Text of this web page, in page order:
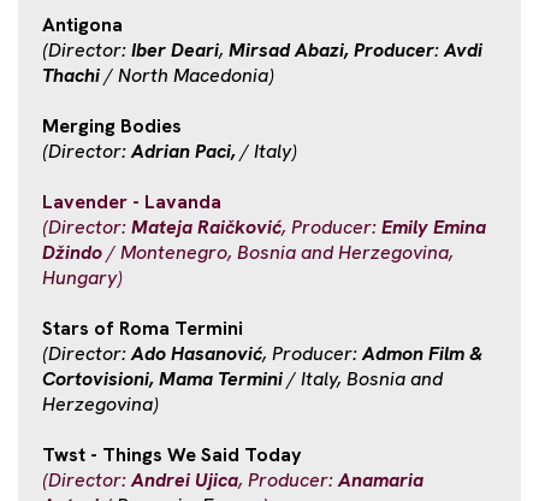
Antigona
(Director:Iber Deari, Mirsad Abazi, Producer:Avdi
Thachi/ North Macedonia)
Merging Bodies
(Director:Adrian Paci,/ Italy)
Lavender - Lavanda
(Director:Mateja Raičković, Producer:Emily Emina
Džindo/ Montenegro, Bosnia and Herzegovina,
Hungary)
Stars of Roma Termini
(Director:Ado Hasanović, Producer:Admon Film &
Cortovisioni, Mama Termini/ Italy, Bosnia and
Herzegovina)
Twst - Things We Said Today
(Director:Andrei Ujica, Producer:Anamaria